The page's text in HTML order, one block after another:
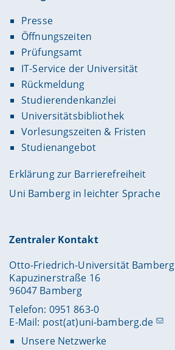
Presse
Öffnungszeiten
Prüfungsamt
IT-Service der Universität
Rückmeldung
Studierendenkanzlei
Universitätsbibliothek
Vorlesungszeiten & Fristen
Studienangebot
Erklärung zur Barrierefreiheit
Uni Bamberg in leichter Sprache
Zentraler Kontakt
Otto-Friedrich-Universität Bamberg
Kapuzinerstraße 16
96047 Bamberg
Telefon: 0951 863-0
E-Mail: post(at)uni-bamberg.de
Unsere Netzwerke